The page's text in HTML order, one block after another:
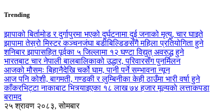
Trending
झापाको बिर्तामोड र दुर्गापुरमा भएको दुर्घटनामा दुई जनाको मृत्यु, चार घाइते
झापामा तेस्रो मिस्टर कञ्चनजंघा बडीबिल्डिङसँगै महिला प्रतियोगिता हुने
शनिबार झापासहित पूर्वका ५ जिल्लामा १२ घण्टा विद्युत् अवरुद्ध हुने
भारतबाट चार नेपाली बालबालिकाको उद्धार, परिवारसँग पुनर्मिलन
आजको मौसमः बिहानैदेखि चर्को घाम, पानी पर्ने सम्भावना न्यून
आज पनि कोशी, बागमती, गण्डकी र लुम्बिनीका केही ठाउँमा भारी वर्षा हुने
काँकरभिट्टा नाकाबाट भित्र्याइएका १८ लाख ७४ हजार मूल्यकाे लत्ताकपडा
बरामद
२५ श्रावण २०८३, सोमबार